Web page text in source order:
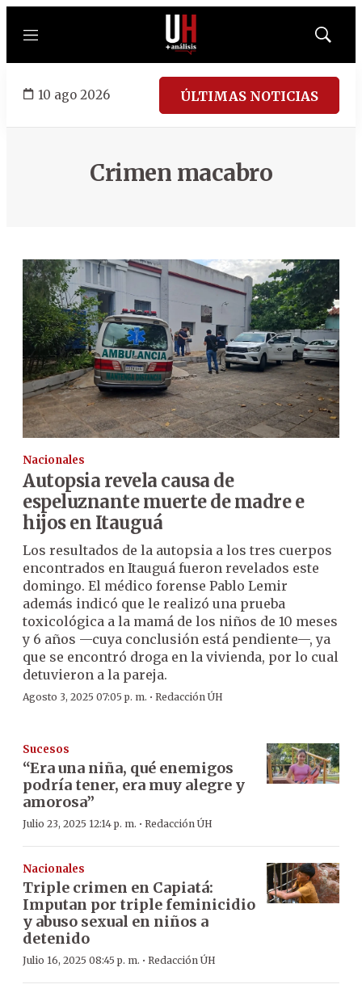
Menú
Mostrar
10 ago 2026 ÚLTIMAS NOTICIAS
Crimen macabro
Nacionales
Autopsia revela causa de
espeluznante muerte de madre e
hijos en Itauguá
Los resultados de la autopsia a los tres cuerpos
encontrados en Itauguá fueron revelados este
domingo. El médico forense Pablo Lemir
además indicó que le realizó una prueba
toxicológica a la mamá de los niños de 10 meses
y 6 años —cuya conclusión está pendiente—, ya
que se encontró droga en la vivienda, por lo cual
detuvieron a la pareja.
Agosto 3, 2025 07:05 p. m. · Redacción ÚH
Sucesos
“Era una niña, qué enemigos
podría tener, era muy alegre y
amorosa”
Julio 23, 2025 12:14 p. m. · Redacción ÚH
Nacionales
Triple crimen en Capiatá:
Imputan por triple feminicidio
y abuso sexual en niños a
detenido
Julio 16, 2025 08:45 p. m. · Redacción ÚH